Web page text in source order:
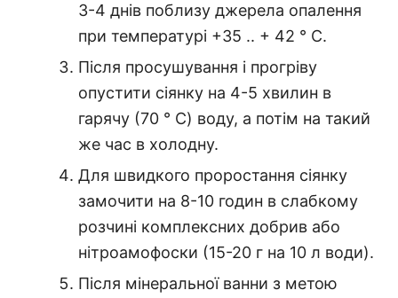
3-4 днів поблизу джерела опалення
при температурі +35 .. + 42 ° C.
Після просушування і прогріву
опустити сіянку на 4-5 хвилин в
гарячу (70 ° C) воду, а потім на такий
же час в холодну.
Для швидкого проростання сіянку
замочити на 8-10 годин в слабкому
розчині комплексних добрив або
нітроамофоски (15-20 г на 10 л води).
Після мінеральної ванни з метою